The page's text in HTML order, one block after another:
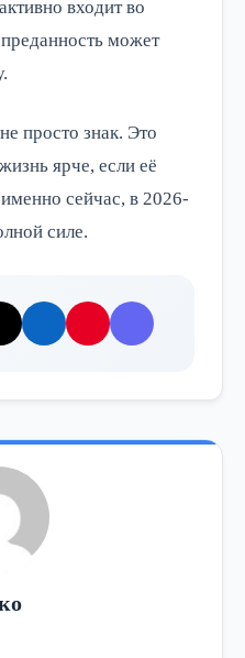
входит во
может
просто знак. Это
ярче, если её
сейчас, в 2026-
силе.